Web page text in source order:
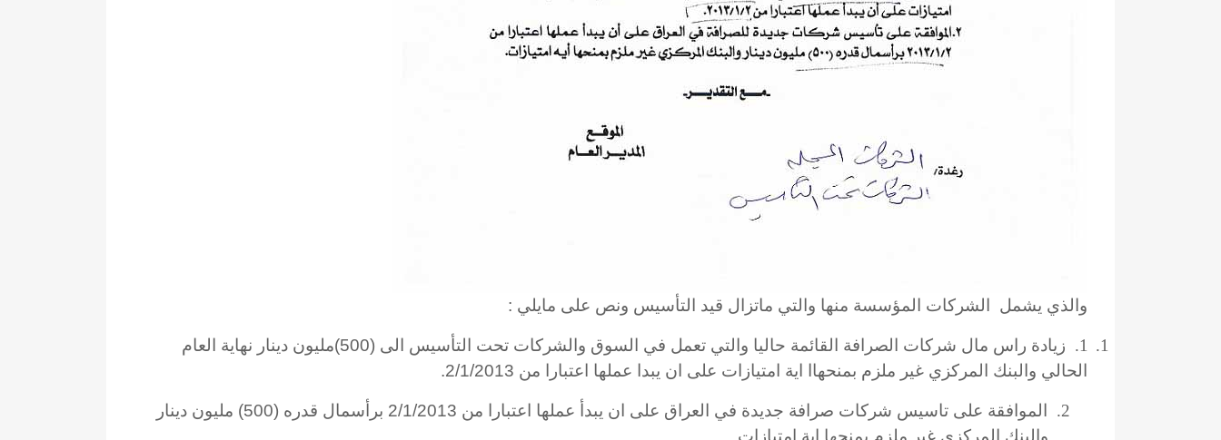
والذي يشمل الشركات المؤسسة منها والتي ماتزال قيد التأسيس ونص على مايلي :
1.
1.
زيادة راس مال شركات الصرافة القائمة حاليا والتي تعمل في السوق والشركات تحت التأسيس الى (500)مليون دينار نهاية العام
الحالي والبنك المركزي غير ملزم بمنحهاا اية امتيازات على ان يبدا عملها اعتبارا من 2/1/2013.
2.
الموافقة على تاسيس شركات صرافة جديدة في العراق على ان يبدأ عملها اعتبارا من 2/1/2013 برأسمال قدره (500) مليون دينار
والبنك المركزي غير ملزم بمنحها اية امتيازات .